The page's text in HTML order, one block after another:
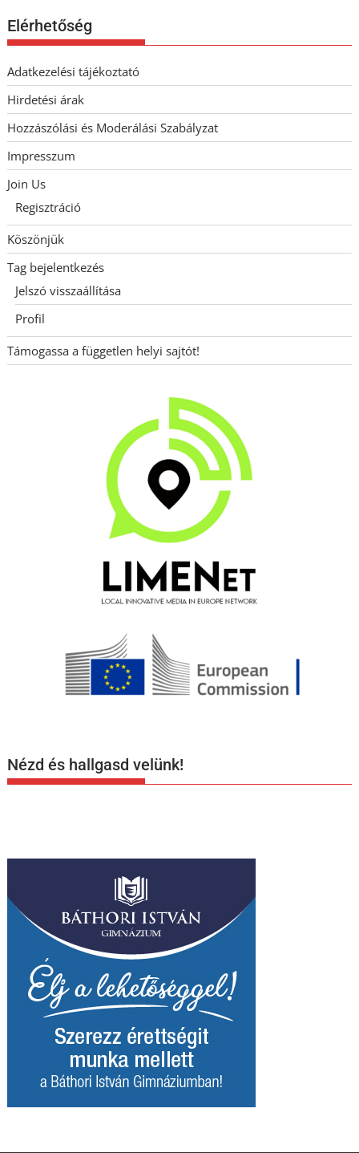
Elérhetőség
Adatkezelési tájékoztató
Hirdetési árak
Hozzászólási és Moderálási Szabályzat
Impresszum
Join Us
Regisztráció
Köszönjük
Tag bejelentkezés
Jelszó visszaállítása
Profil
Támogassa a független helyi sajtót!
Nézd és hallgasd velünk!